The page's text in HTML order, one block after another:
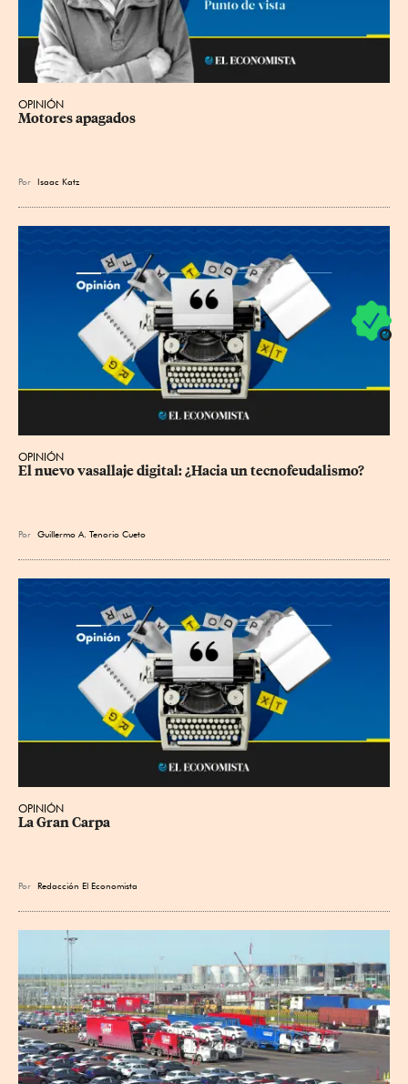
OPINIÓN
Motores apagados
Por Isaac Katz
OPINIÓN
El nuevo vasallaje digital: ¿Hacia un tecnofeudalismo?
Por Guillermo A. Tenorio Cueto
OPINIÓN
La Gran Carpa
Por Redacción El Economista